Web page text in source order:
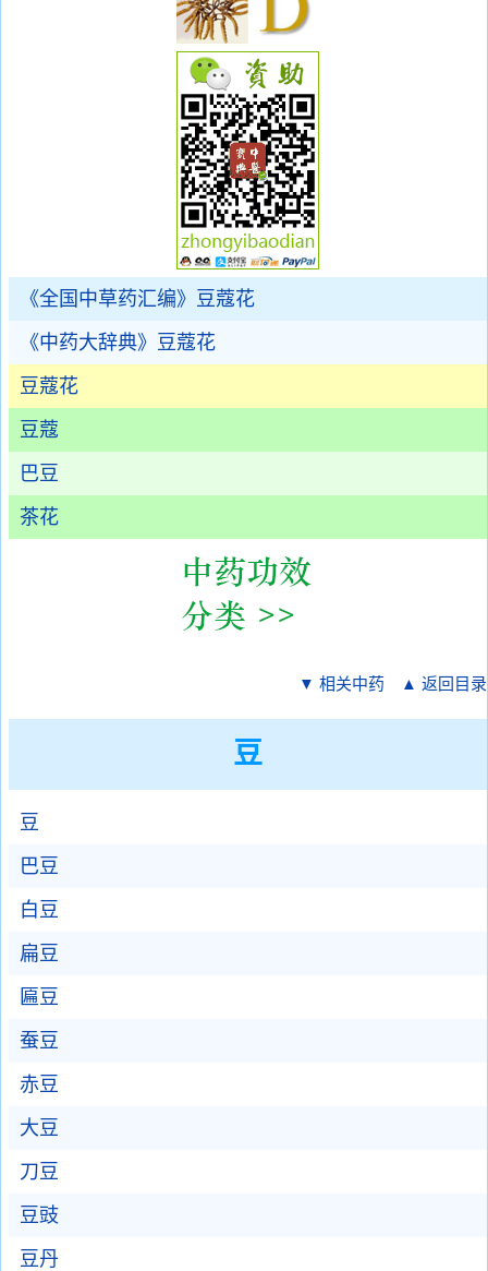
《全国中草药汇编》豆蔻花
《中药大辞典》豆蔻花
豆蔻花
豆蔻
巴豆
茶花
▼ 相关中药 ▲ 返回目录
豆
豆
巴豆
白豆
扁豆
匾豆
蚕豆
赤豆
大豆
刀豆
豆豉
豆丹